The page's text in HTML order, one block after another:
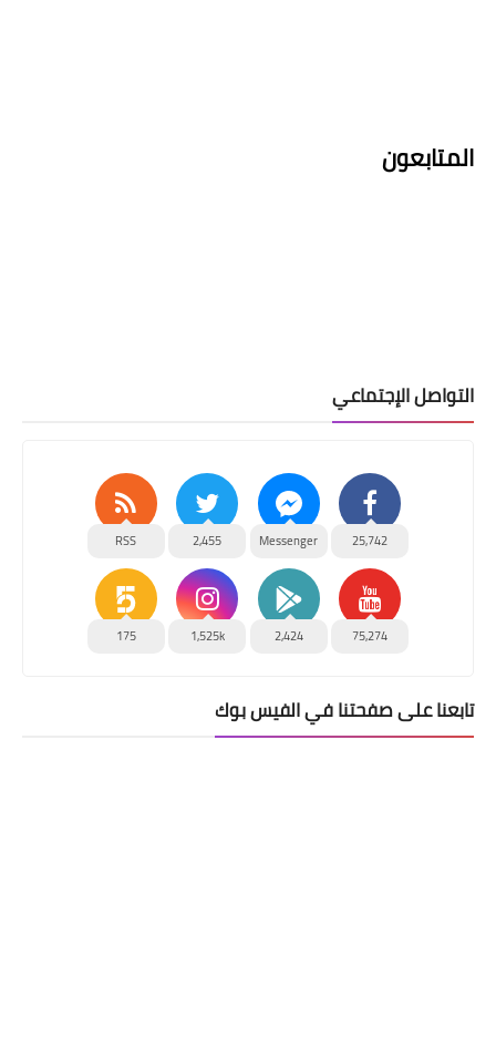
المتابعون
التواصل الإجتماعي
25,742
Messenger
2,455
RSS
75,274
2,424
1,525k
175
تابعنا على صفحتنا في الفيس بوك